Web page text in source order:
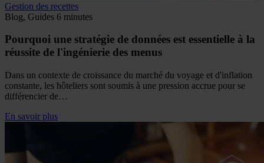
Gestion des recettes
Blog, Guides 6 minutes
Pourquoi une stratégie de données est essentielle à la
réussite de l'ingénierie des menus
Dans un contexte de croissance du marché du voyage et d'inflation
constante, les hôteliers sont soumis à une pression accrue pour se
différencier de…
En savoir plus